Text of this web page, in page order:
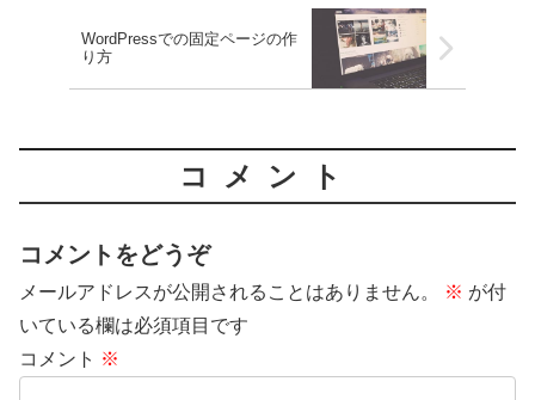
WordPressでの固定ページの作
り方
コメント
コメントをどうぞ
メールアドレスが公開されることはありません。 ※ が付
いている欄は必須項目です
コメント ※